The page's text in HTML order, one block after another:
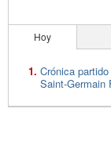
Hoy
Crónica
Saint-Germain